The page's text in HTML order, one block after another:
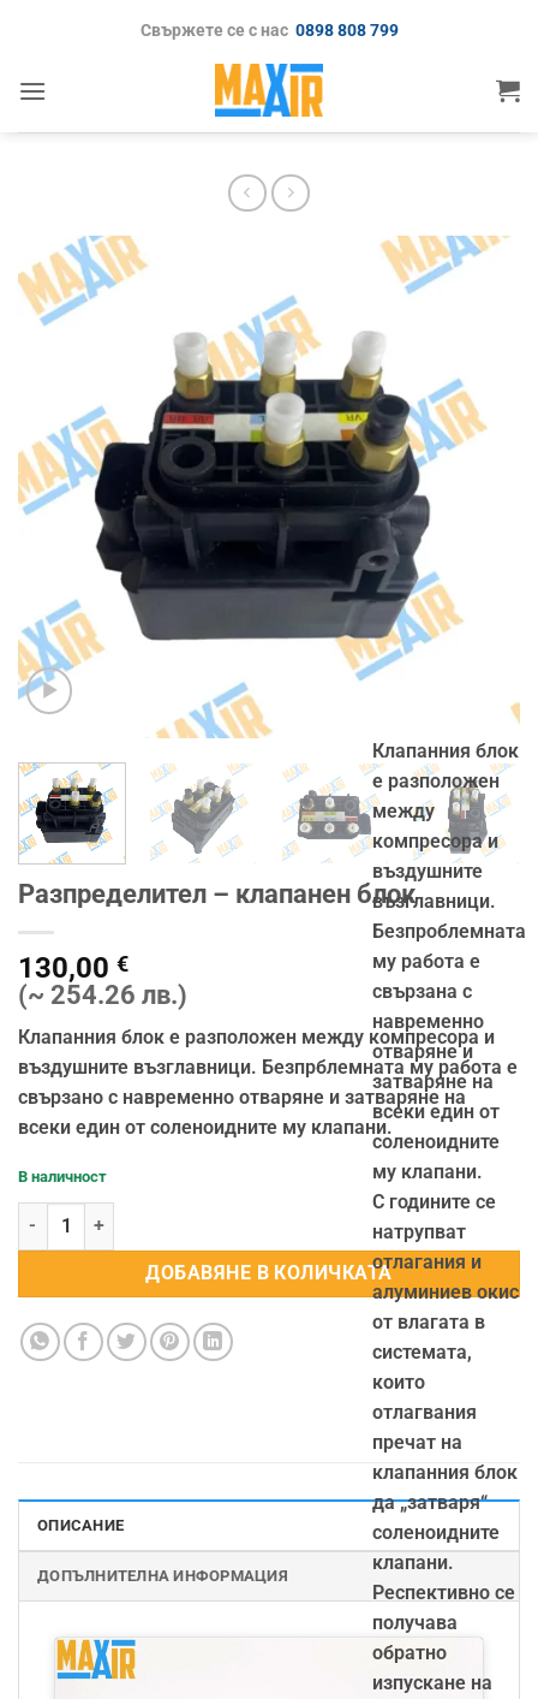
Свържете се с нас 0898 808 799
Разпределител – клапанен блок
130,00 €
(~ 254.26 лв.)
Клапанния блок е разположен между компресора и
въздушните възглавници. Безпрблемната му работа е
свързано с навременно отваряне и затваряне на
всеки един от соленоидните му клапани.
В наличност
количество за Разпределител - клапанен блок
ДОБАВЯНЕ В КОЛИЧКАТА
ОПИСАНИЕ
ДОПЪЛНИТЕЛНА ИНФОРМАЦИЯ
Клапанния блок
е разположен
между
компресора и
въздушните
възглавници.
Безпроблемната
му работа е
свързана с
навременно
отваряне и
затваряне на
всеки един от
соленоидните
му клапани.
С годините се
натрупват
отлагания и
алуминиев окис
от влагата в
системата,
които
отлагвания
пречат на
клапанния блок
да „затваря“
соленоидните
клапани.
Респективно се
получава
обратно
изпускане на